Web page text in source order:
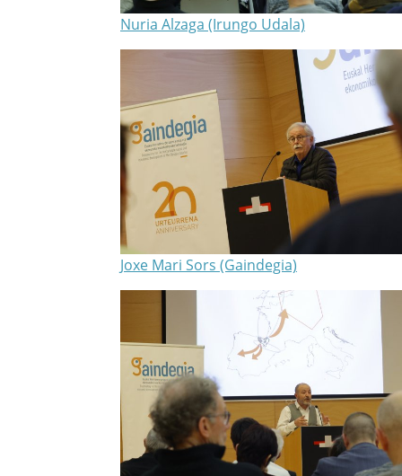
Nuria Alzaga (Irungo Udala)
Joxe Mari Sors (Gaindegia)